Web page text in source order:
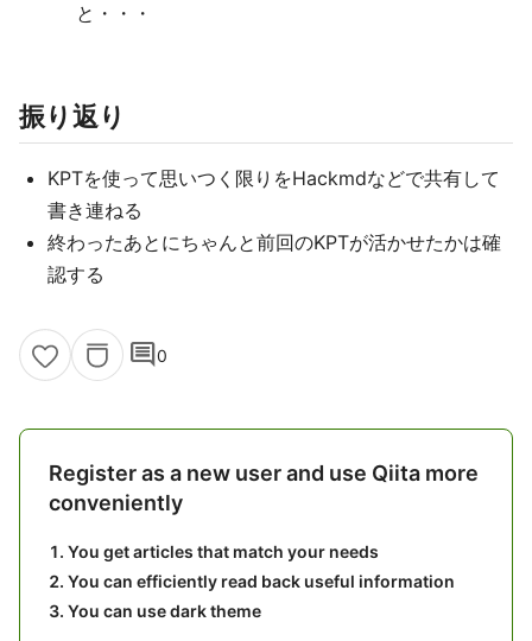
と・・・
振り返り
KPTを使って思いつく限りをHackmdなどで共有して
書き連ねる
終わったあとにちゃんと前回のKPTが活かせたかは確
認する
comment0
Register as a new user and use Qiita more
conveniently
You get articles that match your needs
You can efficiently read back useful information
You can use dark theme